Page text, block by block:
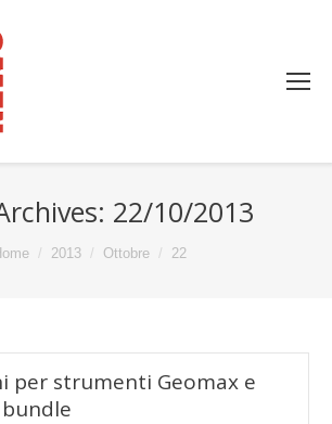
22/10/2013
2013 Ottobre 22
per strumenti Geomax e